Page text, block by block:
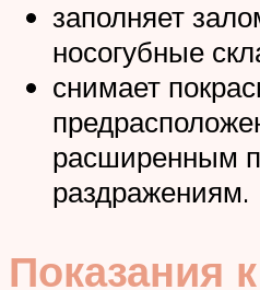
заполняет
носогубные
снимает
расширенным
раздражениям.
Показания к